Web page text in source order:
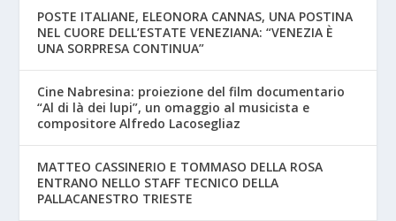
POSTE ITALIANE, ELEONORA CANNAS, UNA POSTINA
NEL CUORE DELL’ESTATE VENEZIANA: “VENEZIA È
UNA SORPRESA CONTINUA”
Cine Nabresina: proiezione del film documentario
“Al di là dei lupi”, un omaggio al musicista e
compositore Alfredo Lacosegliaz
MATTEO CASSINERIO E TOMMASO DELLA ROSA
ENTRANO NELLO STAFF TECNICO DELLA
PALLACANESTRO TRIESTE